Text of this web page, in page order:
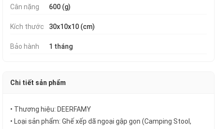
Cân nặng 600 (g)
Kích thước 30x10x10 (cm)
Bảo hành 1 tháng
Chi tiết sản phẩm
• Thương hiệu: DEERFAMY
• Loại sản phẩm: Ghế xếp dã ngoại gập gọn (Camping Stool,